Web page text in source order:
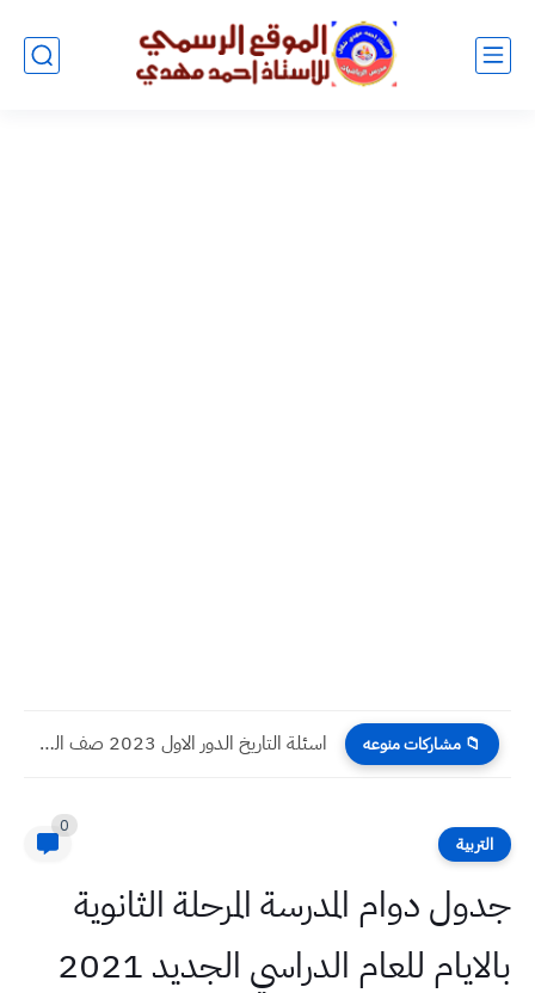
📁 مشاركات منوعه اسئلة التاريخ الدور الاول 2023 صف السادس الادبي
التربية
0
جدول دوام المدرسة المرحلة الثانوية
بالايام للعام الدراسي الجديد 2021